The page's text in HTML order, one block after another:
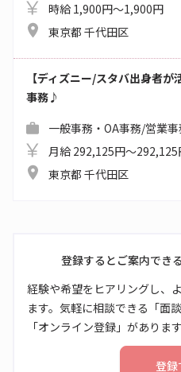
時給 1,900円～1,900円
東京都 千代田区
【ディズニー/スタバ出身者
事務♪
一般事務・OA事務/営業事
月給 292,125円～292,125
東京都 千代田区
登録するとご案内でき
経験や希望をヒアリングし、
ます。気軽に相談できる「面
「オンライン登録」があります
登録